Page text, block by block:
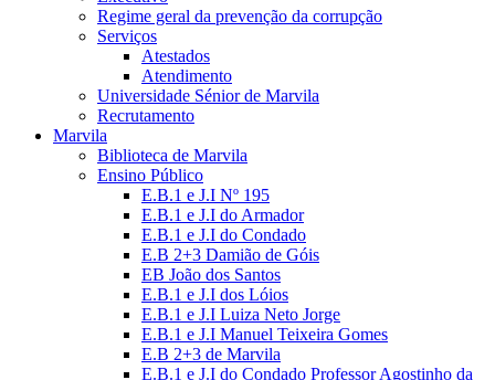
Regime geral da prevenção da corrupção
Serviços
Atestados
Atendimento
Universidade Sénior de Marvila
Recrutamento
Marvila
Biblioteca de Marvila
Ensino Público
E.B.1 e J.I Nº 195
E.B.1 e J.I do Armador
E.B.1 e J.I do Condado
E.B 2+3 Damião de Góis
EB João dos Santos
E.B.1 e J.I dos Lóios
E.B.1 e J.I Luiza Neto Jorge
E.B.1 e J.I Manuel Teixeira Gomes
E.B 2+3 de Marvila
E.B.1 e J.I do Condado Professor Agostinho da